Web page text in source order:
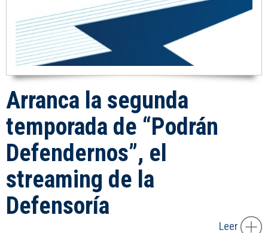
Arranca la segunda
temporada de “Podrán
Defendernos”, el
streaming de la
Defensoría
Leer